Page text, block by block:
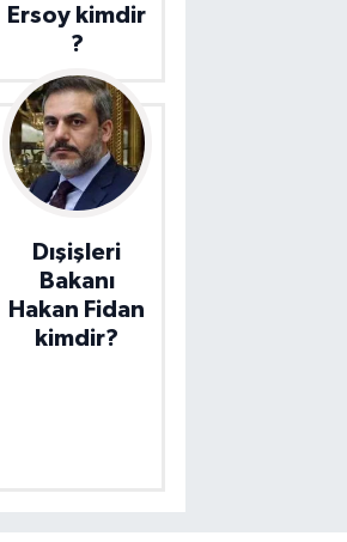
Ersoy kimdir
?
Dışişleri
Bakanı
Hakan Fidan
kimdir?